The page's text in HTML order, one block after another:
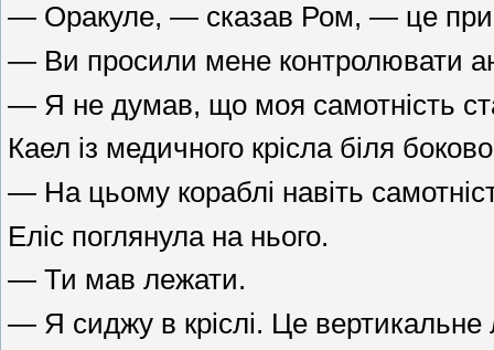
— Оракуле, — сказав Ром, — це
— Ви просили мене контролювати
— Я не думав, що моя самотність
Каел із медичного крісла біля
— На цьому кораблі навіть
Еліс поглянула на нього.
— Ти мав лежати.
— Я сиджу в кріслі. Це вертикальне